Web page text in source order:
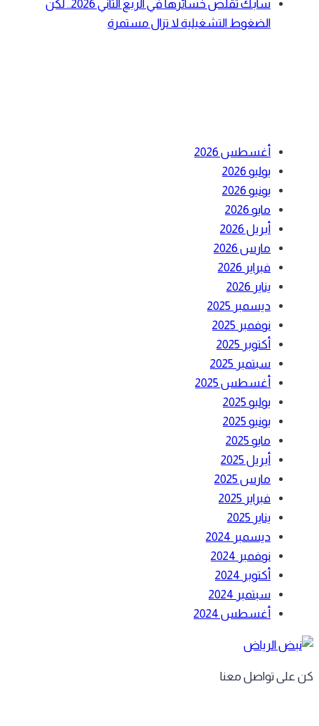
سابك تقلص خسائرها في الربع الثاني 2026.. لكن
الضغوط التشغيلية لا تزال مستمرة
أغسطس 2026
يوليو 2026
يونيو 2026
مايو 2026
أبريل 2026
مارس 2026
فبراير 2026
يناير 2026
ديسمبر 2025
نوفمبر 2025
أكتوبر 2025
سبتمبر 2025
أغسطس 2025
يوليو 2025
يونيو 2025
مايو 2025
أبريل 2025
مارس 2025
فبراير 2025
يناير 2025
ديسمبر 2024
نوفمبر 2024
أكتوبر 2024
سبتمبر 2024
أغسطس 2024
على تواصل معنا